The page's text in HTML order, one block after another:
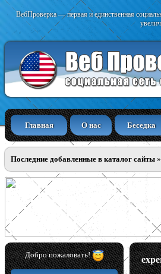
ВебПроверка — первая и единственная
Главная О нас Беседка
Последние добавленные в каталог сайты »
Добро пожаловать!